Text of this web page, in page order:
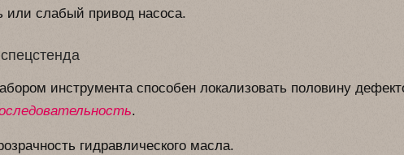
или слабый привод насоса.
инструмента способен локализовать половину
.
гидравлического масла.